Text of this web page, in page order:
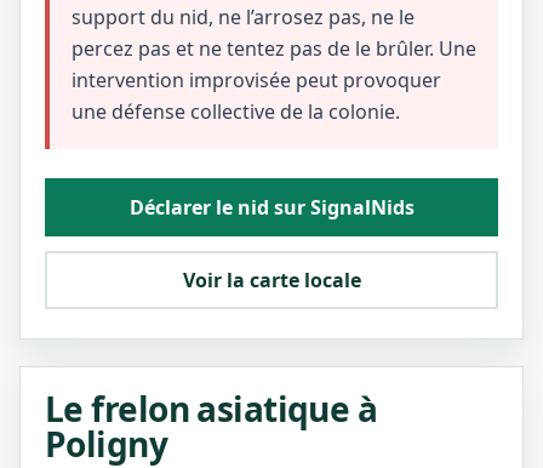
support du nid, ne l’arrosez pas, ne le
percez pas et ne tentez pas de le brûler. Une
intervention improvisée peut provoquer
une défense collective de la colonie.
Déclarer le nid sur SignalNids
Voir la carte locale
Le frelon asiatique à
Poligny